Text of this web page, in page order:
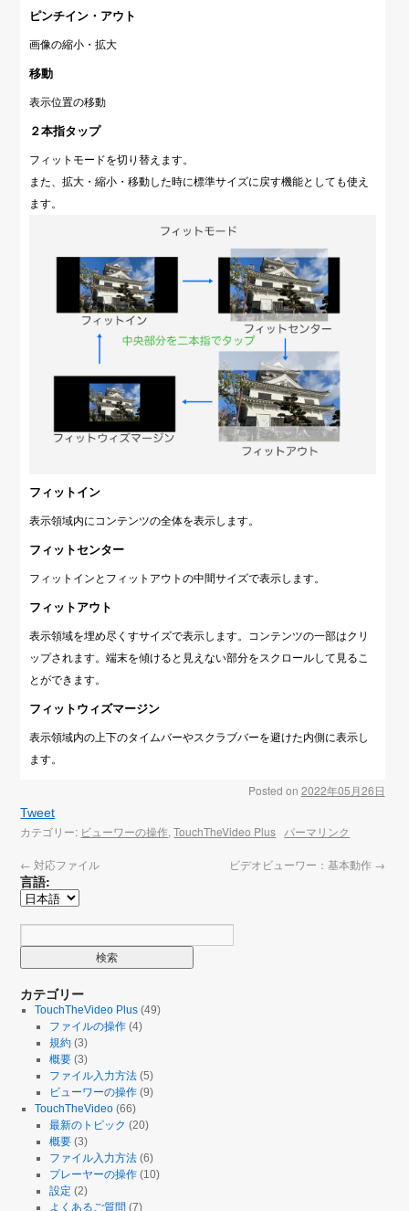
ピンチイン・アウト
画像の縮小・拡大
移動
表示位置の移動
２本指タップ
フィットモードを切り替えます。
また、拡大・縮小・移動した時に標準サイズに戻す機能としても使え
ます。
フィットイン
表示領域内にコンテンツの全体を表示します。
フィットセンター
フィットインとフィットアウトの中間サイズで表示します。
フィットアウト
表示領域を埋め尽くすサイズで表示します。コンテンツの一部はクリ
ップされます。端末を傾けると見えない部分をスクロールして見るこ
とができます。
フィットウィズマージン
表示領域内の上下のタイムバーやスクラブバーを避けた内側に表示し
ます。
Posted on 2022年05月26日
Tweet
カテゴリー: ビューワーの操作,TouchTheVideo Plus パーマリンク
← 対応ファイル ビデオビューワー：基本動作 →
言語:
カテゴリー
TouchTheVideo Plus (49)
ファイルの操作(4)
規約(3)
概要(3)
ファイル入力方法(5)
ビューワーの操作(9)
TouchTheVideo (66)
最新のトピック (20)
概要(3)
ファイル入力方法(6)
プレーヤーの操作(10)
設定 (2)
よくあるご質問 (7)